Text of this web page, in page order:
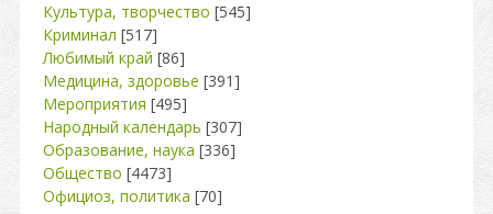
Культура, творчество [545]
Криминал [517]
Любимый край [86]
Медицина, здоровье [391]
Мероприятия [495]
Народный календарь [307]
Образование, наука [336]
Общество [4473]
Официоз, политика [70]